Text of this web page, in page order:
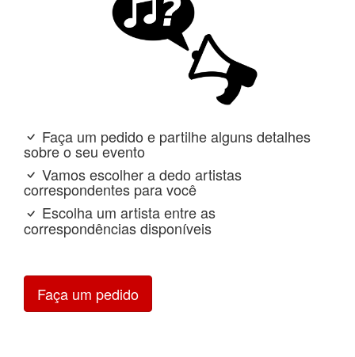
Faça um pedido e partilhe alguns detalhes
sobre o seu evento
Vamos escolher a dedo artistas
correspondentes para você
Escolha um artista entre as
correspondências disponíveis
Faça um pedido